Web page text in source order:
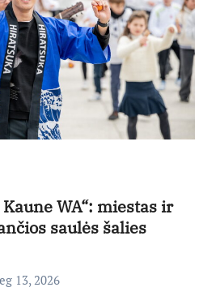
WA“: miestas ir
saulės šalies
13, 2026